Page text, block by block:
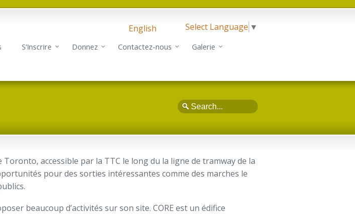
English Select Language ▼
S’Inscrire Donnez Contactez-nous Galerie
Search
accessible par la TTC le long du la ligne de tramway de la
pour des sorties intéressantes comme des marches le
beaucoup d’activités sur son site. CORE est un édifice